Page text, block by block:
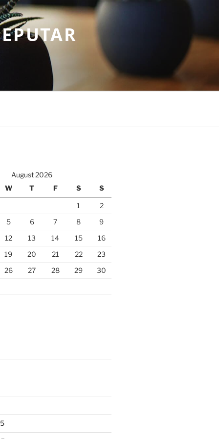
August 2026
W T F S S
1
2
5 6 7 8
9
12 13 14 15
16
19 20 21 22
23
26 27 28 29
30